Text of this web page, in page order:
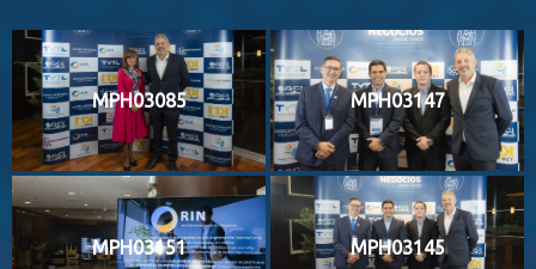
MPH03085 MPH03147
MPH03151 MPH03145